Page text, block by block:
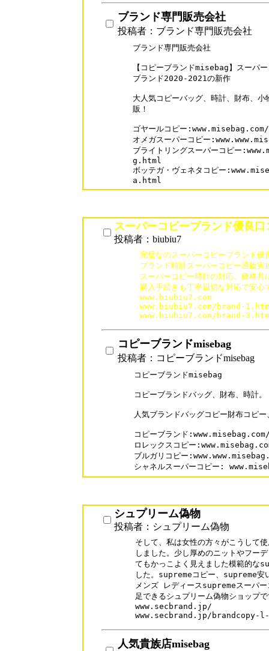
ブランド専門販売会社
投稿者：ブランド専門販売会社
ブランド専門販売会社
【コピーブランドmisebag】スーパ
ブランド2020-2021の新作
大人気コピーバッグ、時計、財布、
販！
ゴヤールコピー
オメガスーパーコピー
ブライトリングスーパーコピー
g.html
ボッテガ・ヴェネタコピー
a.html
スーパーコピーブランド優良口
投稿者：biubiu7
完璧なのスーパーコピーブランド
ブランド時計スーパーコピー通販
スーパーコピー時計の対応、価格共
購入手続きも丁寧親切な対応で安心
www.biubiu7.com
www.biubiu7.com/brand-
コピーブランドmisebag
投稿者：コピーブランドmisebag
コピーブランドmisebag
コピーブランドバッグ、財布、時計。
人気ブランドバッグコピー財布コピ
コピーブランド
ロレックスコピー
ブルガリコピー
シャネルスーパーコピー:
シュプリーム偽物
投稿者：シュプリーム偽物
そして、私は女性の方々がこうして
しました。少し厚めのニットやフー
てもかっこよく見えました模範的な
した。supremeコピー、supreme安
メンズ レディースsupremeスーパ
足できるシュプリーム偽物ショップ
www.secbrand.jp/
www.secbrand.jp/brandcopy-
人気貴族店misebag